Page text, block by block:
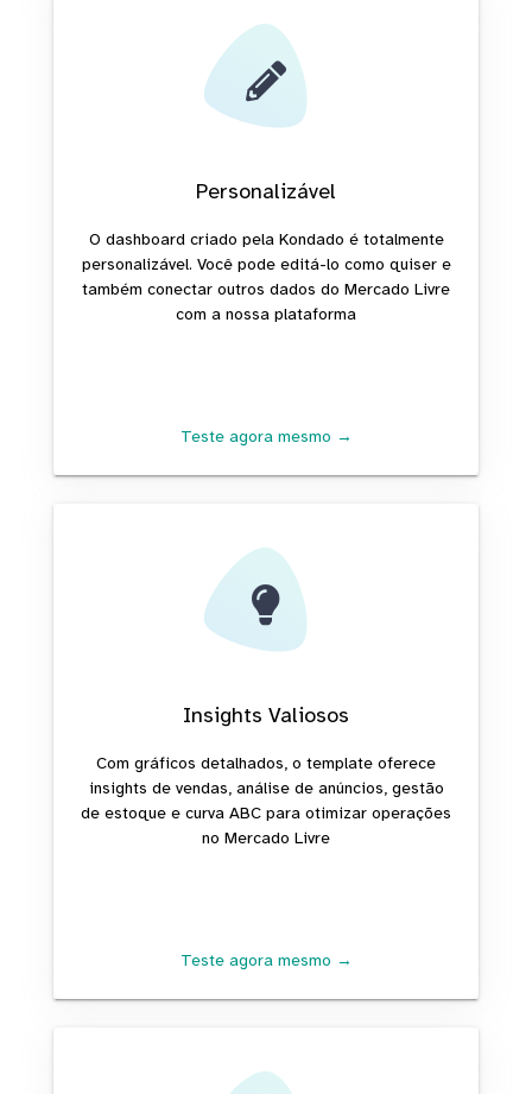
Personalizável
O dashboard criado pela Kondado é totalmente
personalizável. Você pode editá-lo como quiser e
também conectar outros dados do Mercado Livre
com a nossa plataforma
Teste agora mesmo →
Insights Valiosos
Com gráficos detalhados, o template oferece
insights de vendas, análise de anúncios, gestão
de estoque e curva ABC para otimizar operações
no Mercado Livre
Teste agora mesmo →